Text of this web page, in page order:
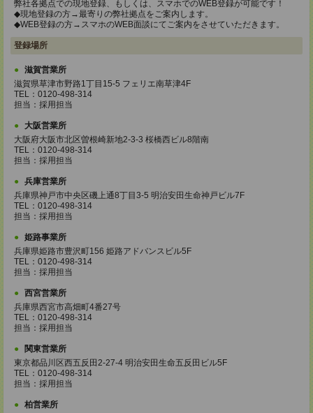
弊社各拠点での現地登録、もしくは、スマホでのWEB登録が可能です！
◆現地登録の方→最寄りの弊社拠点をご案内します。
◆WEB登録の方→スマホのWEB面談にてご案内をさせていただきます。
登録場所
滋賀営業所
滋賀県草津市野路1丁目15-5 フェリエ南草津4F
TEL：0120-498-314
担当：採用担当
大阪営業所
大阪府大阪市北区曽根崎新地2-3-3 桜橋西ビル8階南
TEL：0120-498-314
担当：採用担当
兵庫営業所
兵庫県神戸市中央区磯上通8丁目3-5 明治安田生命神戸ビル7F
TEL：0120-498-314
担当：採用担当
姫路事業所
兵庫県姫路市豊沢町156 姫路アドバンスビル5F
TEL：0120-498-314
担当：採用担当
西宮営業所
兵庫県西宮市高畑町4番27号
TEL：0120-498-314
担当：採用担当
関東営業所
東京都品川区西五反田2-27-4 明治安田生命五反田ビル5F
TEL：0120-498-314
担当：採用担当
柏営業所